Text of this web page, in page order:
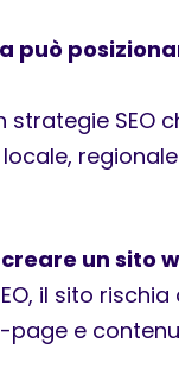
può
SEO
un sito
il sito
page e